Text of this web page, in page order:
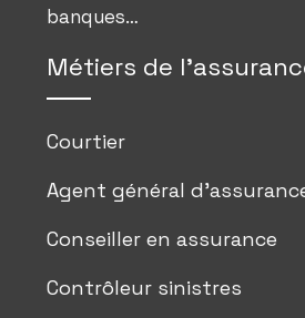
banques…
Métiers de
Courtier
Agent général
Conseiller en assurance
Contrôleur sinistres